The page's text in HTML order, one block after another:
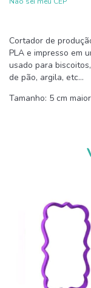
Cortador de
PLA e impresso em
usado para
de pão, argila, etc...
Tamanho: 5 cm